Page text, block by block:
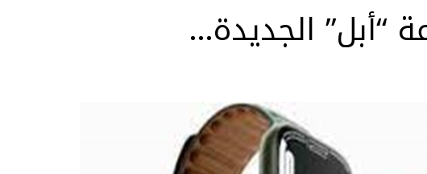
“أبل” الجديدة…